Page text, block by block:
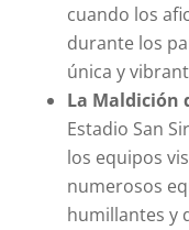
cuando los
durante los
única y
La Maldición
Estadio San
los equipos
numerosos
humillantes y